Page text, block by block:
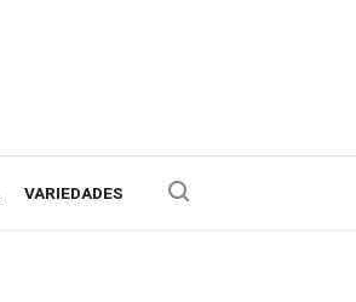
VARIEDADES